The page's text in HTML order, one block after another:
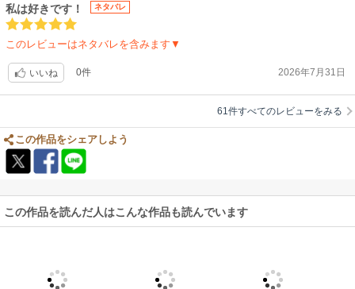
私は好きです！ ネタバレ
このレビューはネタバレを含みます▼
いいね 0件 2026年7月31日
61件すべてのレビューをみる
この作品をシェアしよう
この作品を読んだ人はこんな作品も読んでいます